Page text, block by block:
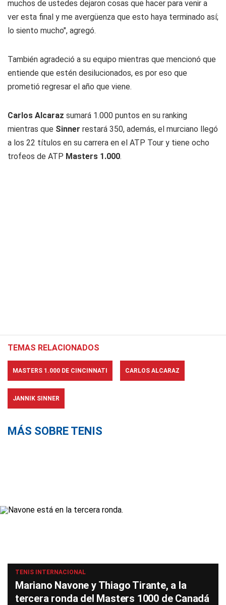
muchos de ustedes dejaron cosas que hacer para venir a
ver esta final y me avergüenza que esto haya terminado así;
lo siento mucho", agregó.
También agradeció a su equipo mientras que mencionó que
entiende que estén desilucionados, es por eso que
prometió regresar el año que viene.
Carlos Alcaraz sumará 1.000 puntos en su ranking
mientras que Sinner restará 350, además, el murciano llegó
a los 22 títulos en su carrera en el ATP Tour y tiene ocho
trofeos de ATP Masters 1.000.
TEMAS RELACIONADOS
MASTERS 1.000 DE CINCINNATI CARLOS ALCARAZ
JANNIK SINNER
MÁS SOBRE TENIS
TENIS INTERNACIONAL
Mariano Navone y Thiago Tirante, a la
tercera ronda del Masters 1000 de Canadá